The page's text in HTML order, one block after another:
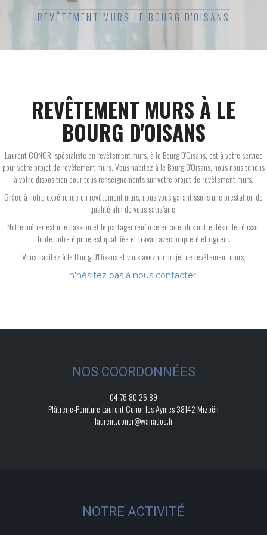
REVÊTEMENT MURS LE BOURG D'OISANS
REVÊTEMENT MURS À LE
BOURG D'OISANS
Laurent CONOR, spécialiste en revêtement murs, à le Bourg D'Oisans, est à votre service
pour votre projet de revêtement murs. Vous habitez à le Bourg D'Oisans, nous nous tenons
à votre disposition pour tous renseignements sur votre projet de revêtement murs.
Grâce à notre expérience en revêtement murs, nous vous garantissons une prestation de
qualité afin de vous satisfaire.
Notre métier est une passion et le partager renforce encore plus notre désir de réussir.
Toute notre équipe est qualifiée et travail avec propreté et rigueur.
Vous habitez à le Bourg D'Oisans et vous avez un projet de revêtement murs,
n'hésitez pas à nous contacter.
NOS COORDONNÉES
04 76 80 25 89
Plâtrerie-Peinture Laurent Conor les Aymes 38142 Mizoën
laurent.conor@wanadoo.fr
NOTRE ACTIVITÉ